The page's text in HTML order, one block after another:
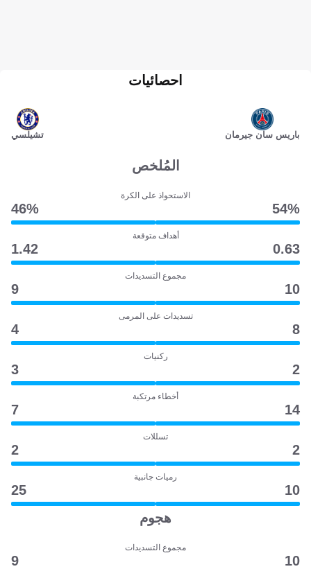
باريس سان جيرمان
احصائيات
تشيلسي
المُلخص
الاستحواذ على الكرة
54‎%‎
46‎%‎
أهداف متوقعة
0.63
1.42
مجموع التسديدات
10
9
تسديدات على المرمى
8
4
ركنيات
2
3
أخطاء مرتكبة
14
7
تسللات
2
2
رميات جانبية
10
25
هجوم
مجموع التسديدات
10
9